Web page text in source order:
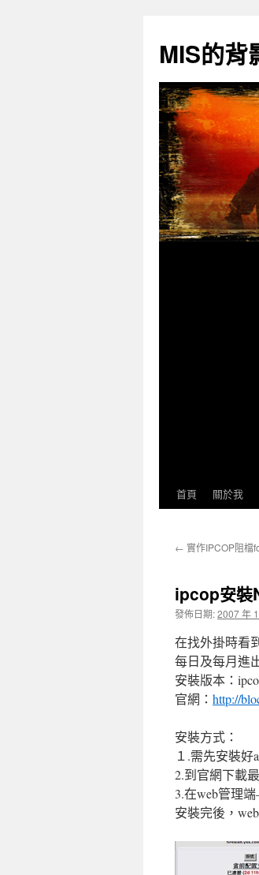
主
要
容
MIS的背
首頁 關於我
← 實作IPCOP阻檔
ipcop安裝
發佈日期:2007 年
在找外掛時看
每日及每月進
安裝版本：
官網： http://
安裝方式：
１.需先安裝好
2.到官網下載
3.在web管理
安裝完後，